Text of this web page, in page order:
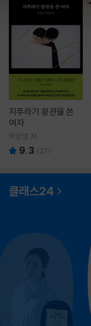
지푸라기 왕관을 쓴
여자
박상영 저
9.3 ( 21 )
클래스24